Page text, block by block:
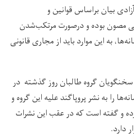
بیان براساس قوانین و
مصون بوده و درصورت مرتکب‌شدن
به این موارد باید از مجاری قانونی
سخنگویان گروه طالبان روز گذشته در
را به نشر پروپاگند علیه این گروه و
و گفته است که در عقب این نشرات
دارد.